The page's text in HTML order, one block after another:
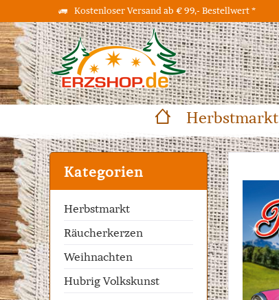
Kostenloser Versand ab € 99,- Bestellwert *
Herbstmarkt
Kategorien
Herbstmarkt
Räucherkerzen
Weihnachten
Hubrig Volkskunst